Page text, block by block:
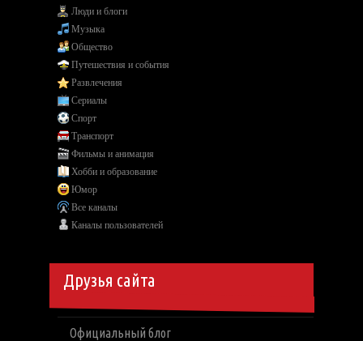
Люди и блоги
Музыка
Общество
Путешествия и события
Развлечения
Сериалы
Спорт
Транспорт
Фильмы и анимация
Хобби и образование
Юмор
Все каналы
Каналы пользователей
Друзья сайта
Официальный блог